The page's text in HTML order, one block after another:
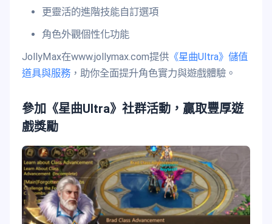
更靈活的進階技能自訂選項
角色外觀個性化功能
JollyMax在www.jollymax.com提供 《星曲Ultra》儲值
道具與服務 ，助你全面提升角色實力與遊戲體驗。
參加《星曲Ultra》社群活動，贏取豐厚遊
戲獎勵